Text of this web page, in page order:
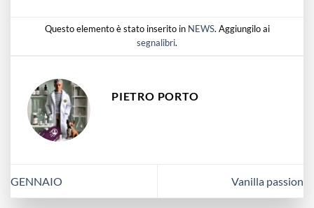
Questo elemento è stato inserito in NEWS. Aggiungilo ai
segnalibri.
PIETRO PORTO
GENNAIO Vanilla passion